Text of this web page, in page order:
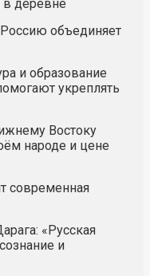
в деревне
объединяет
и образование
укреплять
Востоку
народе и цене
современная
«Русская
и